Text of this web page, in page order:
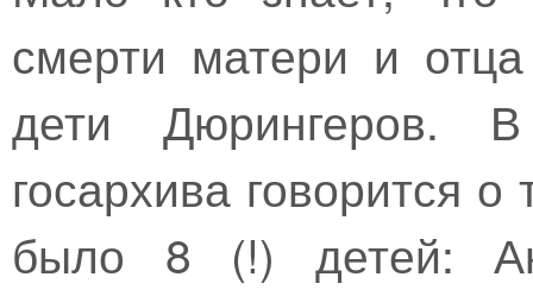
смерти матери и
дети Дюрингеров.
госархива говорится
было 8 (!) детей: